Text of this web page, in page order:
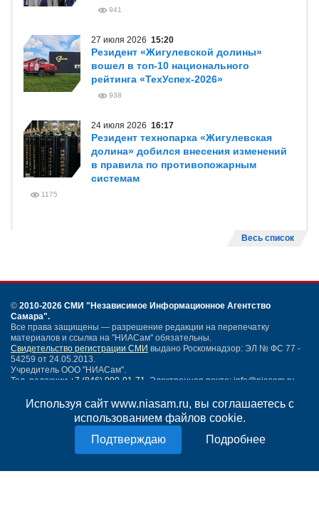
Используя сайт www.niasam.ru, вы соглашаетесь с
использованием файлов cookie.
Подробнее
941
27 июля 2026 15:20
Резидент «Жигулевской долины»
вошел в топ-10 национального
рейтинга «ТехУспех-2026»
938
24 июля 2026 16:17
Резидент технопарка «Жигулевская
долина» добился внесения изменений
в правила по противопожарным
системам
1175
Весь список
© 2010-2026 СМИ "Независимое Информационное Агентство
Самара".
Все права защищены — разрешение редакции на перепечатку
материалов и ссылка на "НИАСам" обязательны.
Свидетельство регистрации СМИ выдано Роскомнадзор: ЭЛ № ФС 77 -
54259 от 24.05.2013.
Учредитель ООО "НИАСам".
Тел. редакции +7 (846) 990-91-71. Электронная почта: info@niasam.ru
Написать письмо
Политика конфиденциальности
18+